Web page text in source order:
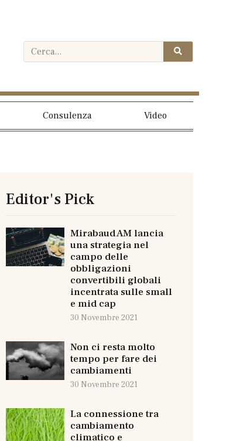
Consulenza Video
Editor's Pick
Mirabaud AM lancia
una strategia nel
campo delle
obbligazioni
convertibili globali
incentrata sulle small
e mid cap
30 Novembre 2021
Non ci resta molto
tempo per fare dei
cambiamenti
30 Novembre 2021
La connessione tra
cambiamento
climatico e